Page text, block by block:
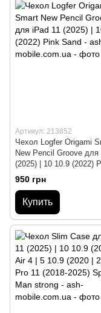
Артикул: 213852
Чехол Logfer Origami
New Pencil Groove для
(2025) | 10 10.9 (2022)
Sand
950 грн
Купить